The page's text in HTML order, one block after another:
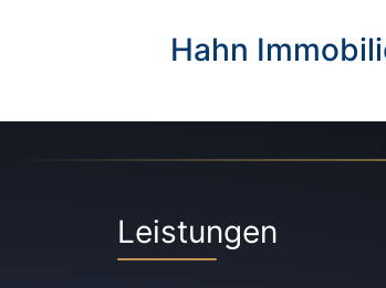
Hahn
Leistungen